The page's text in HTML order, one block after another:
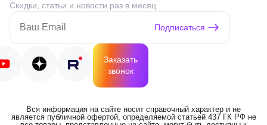
Скидки, статьи и новости раз в месяц
Подписаться
Заказать
звонок
Вся информация на сайте носит справочный характер и не
является публичной офертой, определяемой статьей 437 ГК РФ не